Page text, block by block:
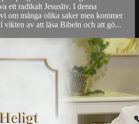
ett radikalt Jesusliv. I denna
om många olika saker men kommer
vikten av att läsa Bibeln och att gö...